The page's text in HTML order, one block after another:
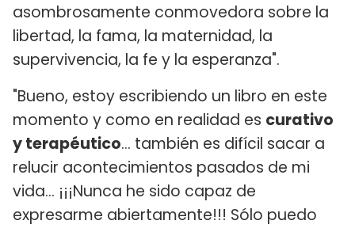
asombrosamente conmovedora sobre la
libertad, la fama, la maternidad, la
supervivencia, la fe y la esperanza".
"Bueno, estoy escribiendo un libro en este
momento y como en realidad es curativo
y terapéutico... también es difícil sacar a
relucir acontecimientos pasados de mi
vida... ¡¡¡Nunca he sido capaz de
expresarme abiertamente!!! Sólo puedo